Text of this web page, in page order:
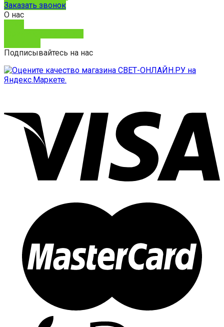
Заказать звонок
О нас
Подписывайтесь на нас